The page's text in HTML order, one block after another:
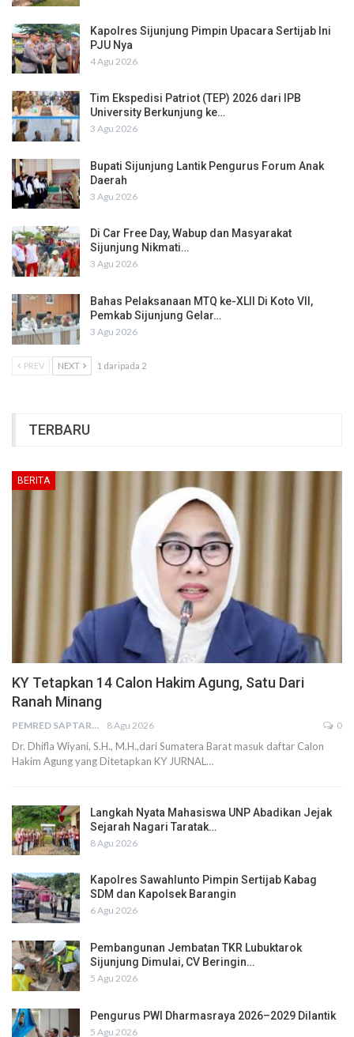
Kapolres Sijunjung Pimpin Upacara Sertijab Ini
PJU Nya
4 Agu 2026
Tim Ekspedisi Patriot (TEP) 2026 dari IPB
University Berkunjung ke…
3 Agu 2026
Bupati Sijunjung Lantik Pengurus Forum Anak
Daerah
3 Agu 2026
Di Car Free Day, Wabup dan Masyarakat
Sijunjung Nikmati…
3 Agu 2026
Bahas Pelaksanaan MTQ ke-XLII Di Koto VII,
Pemkab Sijunjung Gelar…
3 Agu 2026
PREV NEXT 1 daripada 2
TERBARU
BERITA
KY Tetapkan 14 Calon Hakim Agung, Satu Dari
Ranah Minang
PEMRED SAPTARIUS 8 Agu 2026 0
Dr. Dhifla Wiyani, S.H., M.H.,dari Sumatera Barat masuk daftar Calon
Hakim Agung yang Ditetapkan KY JURNAL…
Langkah Nyata Mahasiswa UNP Abadikan Jejak
Sejarah Nagari Taratak…
8 Agu 2026
Kapolres Sawahlunto Pimpin Sertijab Kabag
SDM dan Kapolsek Barangin
6 Agu 2026
Pembangunan Jembatan TKR Lubuktarok
Sijunjung Dimulai, CV Beringin…
5 Agu 2026
Pengurus PWI Dharmasraya 2026–2029 Dilantik
5 Agu 2026